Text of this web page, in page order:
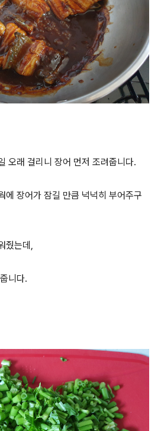
오래 걸리니 장어 먼저 조려줍니다.
에 장어가 잠길 만큼 넉넉히 부어주구
줬는데,
니다.